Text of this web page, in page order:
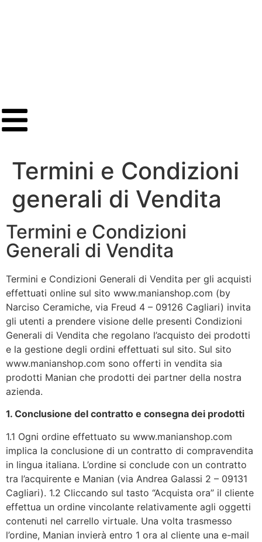
Termini e Condizioni
generali di Vendita
Termini e Condizioni
Generali di Vendita
Termini e Condizioni Generali di Vendita per gli acquisti
effettuati online sul sito www.manianshop.com (by
Narciso Ceramiche, via Freud 4 – 09126 Cagliari) invita
gli utenti a prendere visione delle presenti Condizioni
Generali di Vendita che regolano l’acquisto dei prodotti
e la gestione degli ordini effettuati sul sito. Sul sito
www.manianshop.com sono offerti in vendita sia
prodotti Manian che prodotti dei partner della nostra
azienda.
1. Conclusione del contratto e consegna dei prodotti
1.1 Ogni ordine effettuato su www.manianshop.com
implica la conclusione di un contratto di compravendita
in lingua italiana. L’ordine si conclude con un contratto
tra l’acquirente e Manian (via Andrea Galassi 2 – 09131
Cagliari). 1.2 Cliccando sul tasto “Acquista ora” il cliente
effettua un ordine vincolante relativamente agli oggetti
contenuti nel carrello virtuale. Una volta trasmesso
l’ordine, Manian invierà entro 1 ora al cliente una e-mail